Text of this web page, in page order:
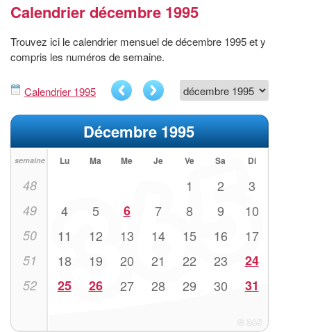
Calendrier décembre 1995
Trouvez ici le calendrier mensuel de décembre 1995 et y
compris les numéros de semaine.
Calendrier 1995
Décembre 1995
semaine Lu Ma Me Je Ve Sa Di
48 1 2 3
49 4 5 6 7 8 9 10
50 11 12 13 14 15 16 17
51 18 19 20 21 22 23 24
52 25 26 27 28 29 30 31